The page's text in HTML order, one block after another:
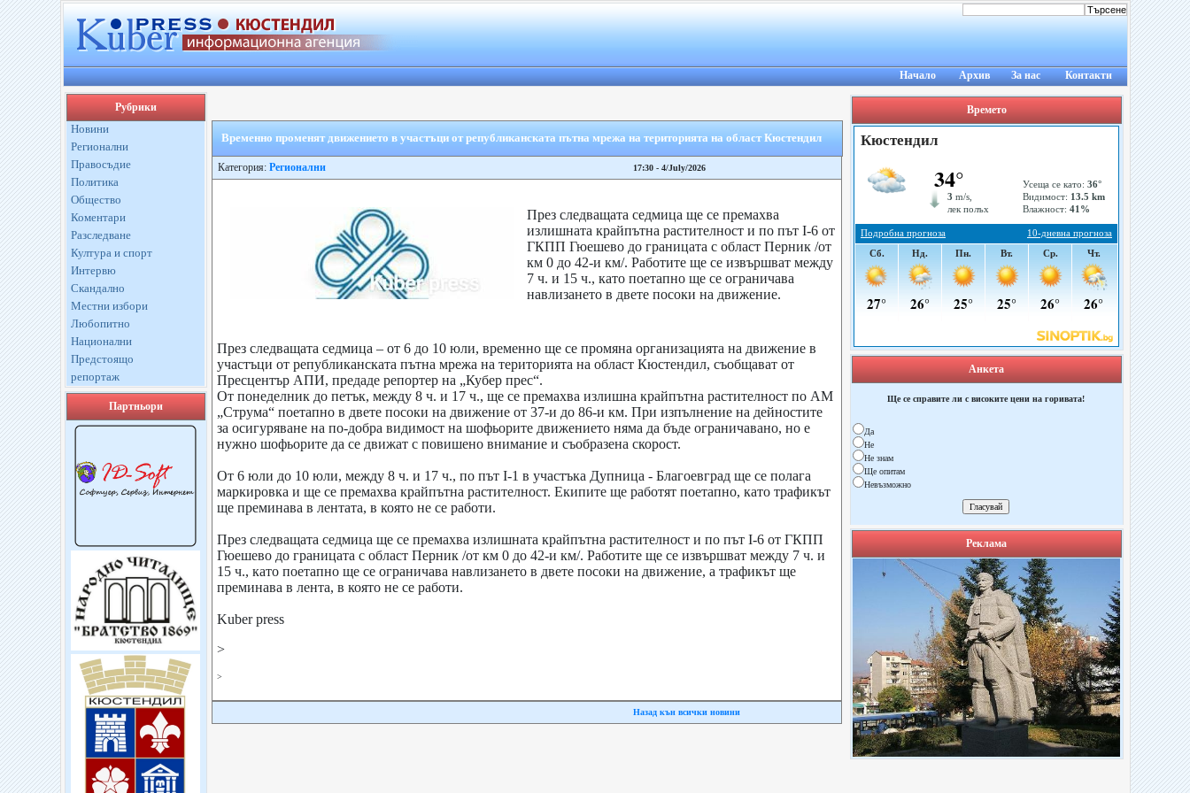
Начало Архив За нас Контакти
Рубрики
Новини
Регионални
Правосъдие
Политика
Общество
Коментари
Разследване
Култура и спорт
Интервю
Скандално
Местни избори
Любопитно
Национални
Предстоящо
репортаж
Партньори
Временно променят движението в участъци от републиканската пътна мрежа на територията на област Кюстендил
Категория: Регионални 17:30 - 4/July/2026
През следващата седмица ще се премахва
излишната крайпътна растителност и по път I-6 от
ГКПП Гюешево до границата с област Перник /от
км 0 до 42-и км/. Работите ще се извършват между
7 ч. и 15 ч., като поетапно ще се ограничава
навлизането в двете посоки на движение.
През следващата седмица – от 6 до 10 юли, временно ще се промяна организацията на движение в
участъци от републиканската пътна мрежа на територията на област Кюстендил, съобщават от
Пресцентър АПИ, предаде репортер на „Кубер прес“.
От понеделник до петък, между 8 ч. и 17 ч., ще се премахва излишна крайпътна растителност по АМ
„Струма“ поетапно в двете посоки на движение от 37-и до 86-и км. При изпълнение на дейностите
за осигуряване на по-добра видимост на шофьорите движението няма да бъде ограничавано, но е
нужно шофьорите да се движат с повишено внимание и съобразена скорост.
От 6 юли до 10 юли, между 8 ч. и 17 ч., по път I-1 в участъка Дупница - Благоевград ще се полага
маркировка и ще се премахва крайпътна растителност. Екипите ще работят поетапно, като трафикът
ще преминава в лентата, в която не се работи.
През следващата седмица ще се премахва излишната крайпътна растителност и по път I-6 от ГКПП
Гюешево до границата с област Перник /от км 0 до 42-и км/. Работите ще се извършват между 7 ч. и
15 ч., като поетапно ще се ограничава навлизането в двете посоки на движение, а трафикът ще
преминава в лента, в която не се работи.
Kuber press
>
>
Назад кън всички новини
Времето
Анкета
Ще се справите ли с високите цени на горивата!
Да
Не
Не знам
Ще опитам
Невъзможно
Реклама